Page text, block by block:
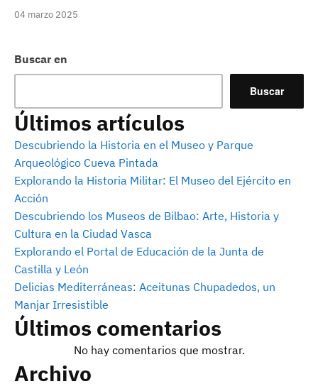
Buscar en
Buscar
Últimos artículos
Descubriendo la Historia en el Museo y Parque
Arqueológico Cueva Pintada
Explorando la Historia Militar: El Museo del Ejército en
Acción
Descubriendo los Museos de Bilbao: Arte, Historia y
Cultura en la Ciudad Vasca
Explorando el Portal de Educación de la Junta de
Castilla y León
Delicias Mediterráneas: Aceitunas Chupadedos, un
Manjar Irresistible
Últimos comentarios
No hay comentarios que mostrar.
Archivo
04 marzo 2025